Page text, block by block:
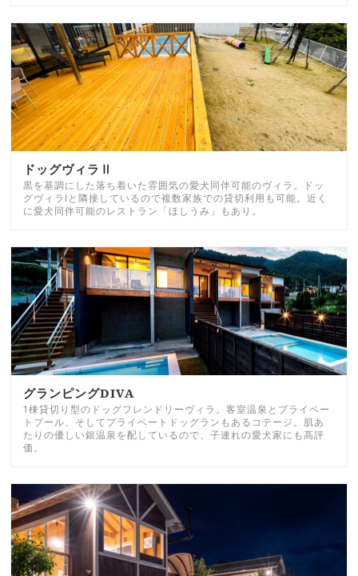
ドッグヴィラⅡ
黒を基調にした落ち着いた雰囲気の愛犬同伴可能のヴィラ。ドッ
グヴィラⅠと隣接しているので複数家族での貸切利用も可能。近く
に愛犬同伴可能のレストラン「ほしうみ」もあり。
グランピングDIVA
1棟貸切り型のドッグフレンドリーヴィラ。客室温泉とプライベー
トプール、そしてプライベートドッグランもあるコテージ。肌あ
たりの優しい銀温泉を配しているので、子連れの愛犬家にも高評
価。